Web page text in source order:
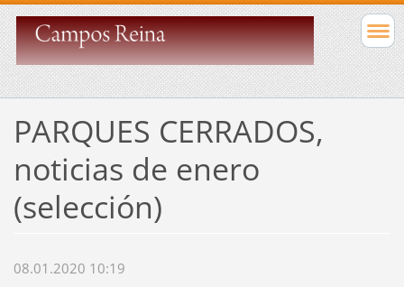
PARQUES CERRADOS,
noticias de enero
(selección)
08.01.2020 10:19